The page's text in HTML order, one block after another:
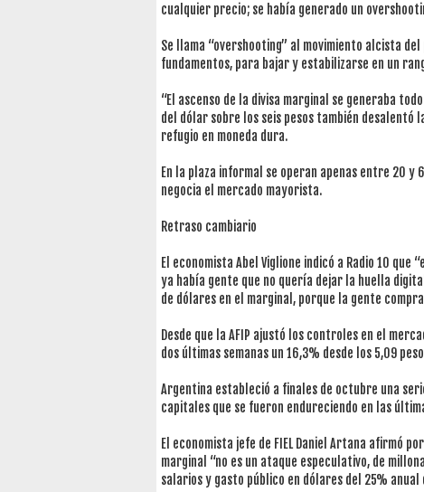
cualquier precio; se había generado un
Se llama “overshooting” al movimiento alcista
fundamentos, para bajar y estabilizarse en un
“El ascenso de la divisa marginal se generaba
del dólar sobre los seis pesos también desalentó
refugio en moneda dura.
En la plaza informal se operan apenas entre 20
negocia el mercado mayorista.
Retraso cambiario
El economista Abel Viglione indicó a Radio 10
ya había gente que no quería dejar la huella
de dólares en el marginal, porque la gente
Desde que la AFIP ajustó los controles en el
dos últimas semanas un 16,3% desde los 5,09
Argentina estableció a finales de octubre una
capitales que se fueron endureciendo en las
El economista jefe de FIEL Daniel Artana afirmó
marginal “no es un ataque especulativo, de
salarios y gasto público en dólares del 25%